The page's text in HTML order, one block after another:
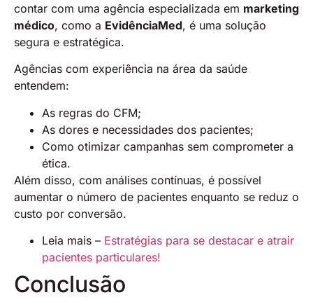
contar com uma agência especializada em marketing
médico, como a EvidênciaMed, é uma solução
segura e estratégica.
Agências com experiência na área da saúde
entendem:
As regras do CFM;
As dores e necessidades dos pacientes;
Como otimizar campanhas sem comprometer a
ética.
Além disso, com análises contínuas, é possível
aumentar o número de pacientes enquanto se reduz o
custo por conversão.
Leia mais – Estratégias para se destacar e atrair
pacientes particulares!
Conclusão